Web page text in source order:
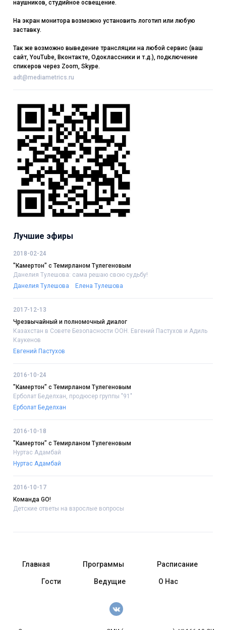
наушников, студийное освещение.
На экран монитора возможно установить логотип или любую
заставку.
Так же возможно выведение трансляции на любой сервис (ваш
сайт, YouTube, Вконтакте, Одоклассники и т.д.), подключение
спикеров через Zoom, Skype.
adt@mediametrics.ru
Лучшие эфиры
2018-02-24
"Камертон" с Темирланом Тулегеновым
Данелия Тулешова: сама решаю свою судьбу!
Данелия Тулешова
Елена Тулешова
2017-12-13
Чрезвычайный и полномочный диалог
Казахстан в Совете Безопасности ООН. Евгений Пастухов и Адиль
Каукенов
Евгений Пастухов
2016-10-24
"Камертон" с Темирланом Тулегеновым
Ерболат Беделхан, продюсер группы "91"
Ерболат Беделхан
2016-10-18
"Камертон" с Темирланом Тулегеновым
Нуртас Адамбай
Нуртас Адамбай
2016-10-17
Команда GO!
Детские ответы на взрослые вопросы
Главная Программы Расписание
Гости Ведущие О Нас